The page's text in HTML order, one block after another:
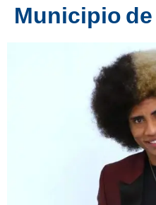
Municipio